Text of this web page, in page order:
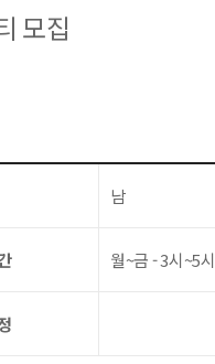
모집
남
월~금 - 3시~5시